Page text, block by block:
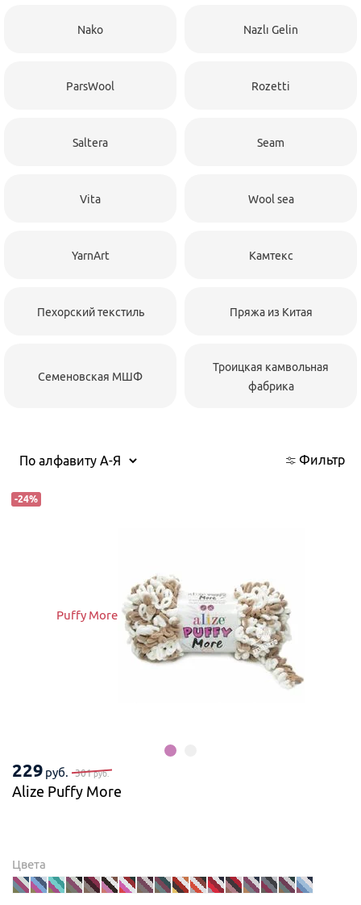
Nako Nazlı Gelin
ParsWool Rozetti
Saltera Seam
Vita Wool sea
YarnArt Камтекс
Пехорский текстиль Пряжа из Китая
Семеновская МШФ
Троицкая камвольная
фабрика
Фильтр
-24%
Puffy More
229 руб. 301руб.
Alize Puffy More
Цвета